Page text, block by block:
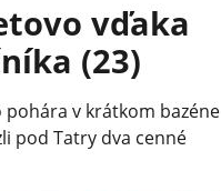
vďaka
(23)
pohára v krátkom bazéne
pod Tatry dva cenné